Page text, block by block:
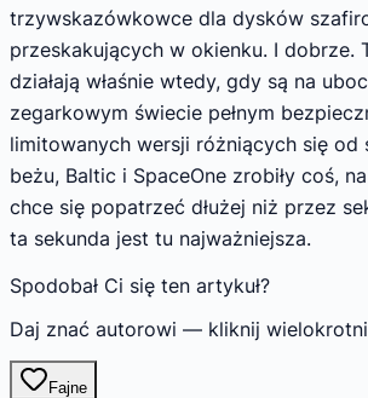
trzywskazówkowce dla dysków
przeskakujących w okienku. I dobrze.
działają właśnie wtedy, gdy są na
zegarkowym świecie pełnym
limitowanych wersji różniących się od
beżu, Baltic i SpaceOne zrobiły coś,
chce się popatrzeć dłużej niż przez
ta sekunda jest tu najważniejsza.
Spodobał Ci się ten artykuł?
Daj znać autorowi — kliknij
Fajne